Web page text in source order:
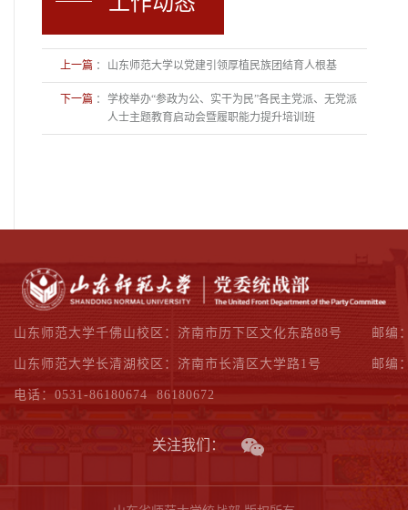
上一篇 ： 山东师范大学以党建引领厚植民族团结育人根基
下一篇 ： 学校举办“参政为公、实干为民”各民主党派、无党派
人士主题教育启动会暨履职能力提升培训班
山东师范大学千佛山校区：济南市历下区文化东路88号 邮编
山东师范大学长清湖校区：济南市长清区大学路1号 邮编
电话：0531-86180674 86180672
关注我们：